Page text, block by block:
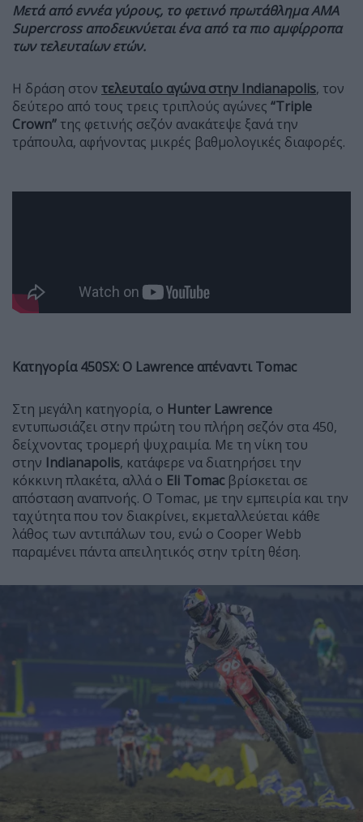
Μετά από εννέα γύρους, το φετινό πρωτάθλημα AMA
Supercross αποδεικνύεται ένα από τα πιο αμφίρροπα
των τελευταίων ετών.
Η δράση στον τελευταίο αγώνα στην Indianapolis, τον
δεύτερο από τους τρεις τριπλούς αγώνες “Triple
Crown” της φετινής σεζόν ανακάτεψε ξανά την
τράπουλα, αφήνοντας μικρές βαθμολογικές διαφορές.
Κατηγορία 450SX: Ο Lawrence απέναντι Tomac
Στη μεγάλη κατηγορία, ο Hunter Lawrence
εντυπωσιάζει στην πρώτη του πλήρη σεζόν στα 450,
δείχνοντας τρομερή ψυχραιμία. Με τη νίκη του
στην Indianapolis, κατάφερε να διατηρήσει την
κόκκινη πλακέτα, αλλά ο Eli Tomacβρίσκεται σε
απόσταση αναπνοής. Ο Tomac, με την εμπειρία και την
ταχύτητα που τον διακρίνει, εκμεταλλεύεται κάθε
λάθος των αντιπάλων του, ενώ ο Cooper Webb
παραμένει πάντα απειλητικός στην τρίτη θέση.